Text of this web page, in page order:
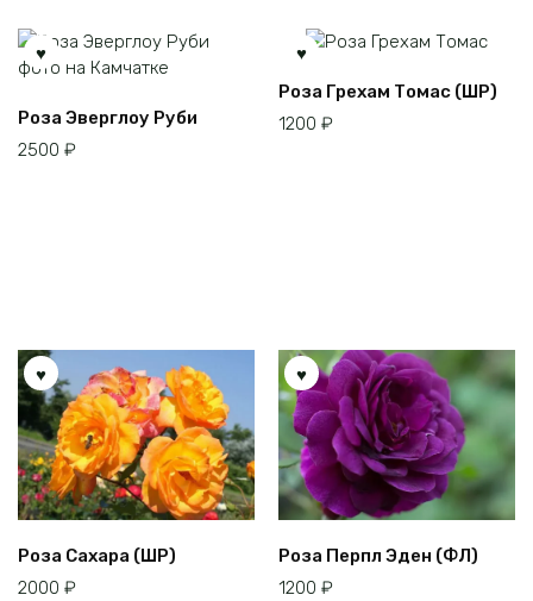
Роза Эверглоу Руби
2500 ₽
Роза Грехам Томас (ШР)
1200 ₽
Роза Сахара (ШР)
2000 ₽
Роза Перпл Эден (ФЛ)
1200 ₽